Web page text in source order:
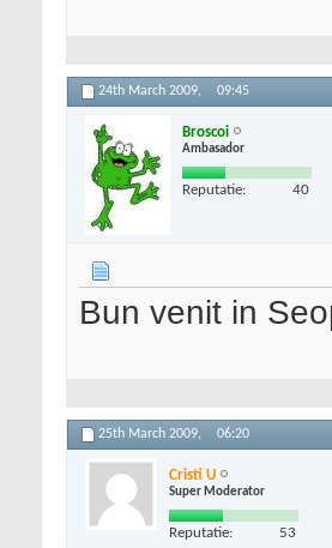
24th March 2009, 09:45
Broscoi
Ambasador
Reputatie: 40
Bun venit in
25th March 2009, 06:20
Cristi U
Super Moderator
Reputatie: 53